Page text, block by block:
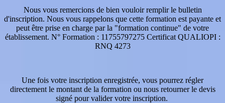
Nous vous remercions de bien vouloir remplir le bulletin
d'inscription. Nous vous rappelons que cette formation est payante et
peut être prise en charge par la "formation continue" de votre
établissement. N° Formation : 11755797275 Certificat QUALIOPI :
RNQ 4273
Une fois votre inscription enregistrée, vous pourrez régler
directement le montant de la formation ou nous retourner le devis
signé pour valider votre inscription.